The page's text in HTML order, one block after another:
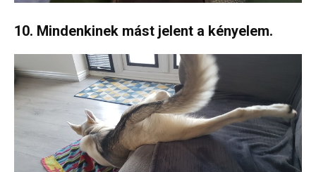
10. Mindenkinek mást jelent a kényelem.